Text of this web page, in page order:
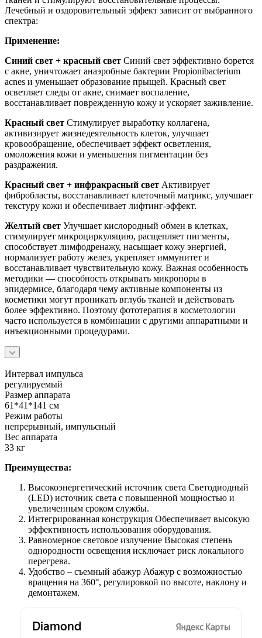
Лечебный и оздоровительный эффект зависит от выбранного
спектра:
Применение:
Синий свет + красный свет Синий свет эффективно борется
с акне, уничтожает анаэробные бактерии Propionibacterium
acnes и уменьшает образование прыщей. Красный свет
осветляет следы от акне, снимает воспаление,
восстанавливает поврежденную кожу и ускоряет заживление.
Красный свет Стимулирует выработку коллагена,
активизирует жизнедеятельность клеток, улучшает
кровообращение, обеспечивает эффект осветления,
омоложения кожи и уменьшения пигментации без
раздражения.
Красный свет + инфракрасный свет Активирует
фибробласты, восстанавливает клеточный матрикс, улучшает
текстуру кожи и обеспечивает лифтинг-эффект.
Желтый свет Улучшает кислородный обмен в клетках,
стимулирует микроциркуляцию, расщепляет пигменты,
способствует лимфодренажу, насыщает кожу энергией,
нормализует работу желез, укрепляет иммунитет и
восстанавливает чувствительную кожу. Важная особенность
методики — способность открывать микропоры в
эпидермисе, благодаря чему активные компоненты из
косметики могут проникать вглубь тканей и действовать
более эффективно. Поэтому фототерапия в косметологии
часто используется в комбинации с другими аппаратными и
инъекционными процедурами.
Интервал импульса
регулируемый
Размер аппарата
61*41*141 см
Режим работы
непрерывный, импульсный
Вес аппарата
33 кг
Преимущества:
Высокоэнергетический источник света Светодиодный
(LED) источник света с повышенной мощностью и
увеличенным сроком службы.
Интегрированная конструкция Обеспечивает высокую
эффективность использования оборудования.
Равномерное световое излучение Высокая степень
однородности освещения исключает риск локального
перегрева.
Удобство – съемный абажур Абажур с возможностью
вращения на 360°, регулировкой по высоте, наклону и
демонтажем.